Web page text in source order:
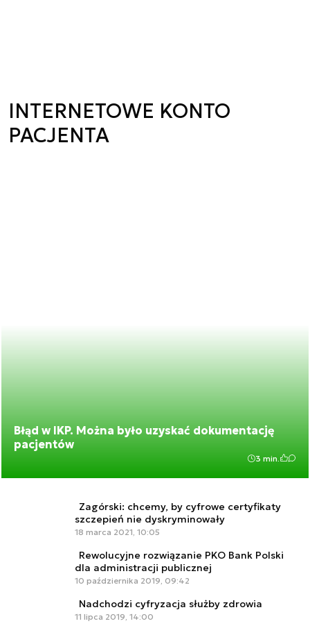
INTERNETOWE KONTO
PACJENTA
Błąd w IKP. Można było uzyskać dokumentację
pacjentów
3 min.
Zagórski: chcemy, by cyfrowe certyfikaty
szczepień nie dyskryminowały
18 marca 2021, 10:05
Rewolucyjne rozwiązanie PKO Bank Polski
dla administracji publicznej
10 października 2019, 09:42
Nadchodzi cyfryzacja służby zdrowia
11 lipca 2019, 14:00